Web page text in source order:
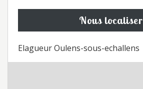
Nous localiser
Elagueur Oulens-sous-echallens